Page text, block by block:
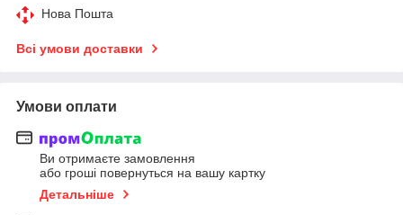
Нова Пошта
Всі умови доставки
Умови оплати
Ви отримаєте замовлення
або гроші повернуться на вашу картку
Детальніше